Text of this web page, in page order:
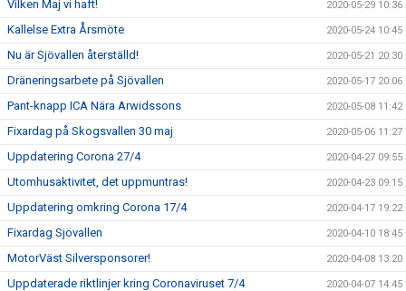
Vilken Maj vi haft! 2020-05-29 10:36
Kallelse Extra Årsmöte 2020-05-24 10:45
Nu är Sjövallen återställd! 2020-05-21 20:30
Dräneringsarbete på Sjövallen 2020-05-17 20:06
Pant-knapp ICA Nära Arwidssons 2020-05-08 11:42
Fixardag på Skogsvallen 30 maj 2020-05-06 11:27
Uppdatering Corona 27/4 2020-04-27 09:55
Utomhusaktivitet, det uppmuntras! 2020-04-23 09:15
Uppdatering omkring Corona 17/4 2020-04-17 19:22
Fixardag Sjövallen 2020-04-10 18:45
MotorVäst Silversponsorer! 2020-04-08 13:20
Uppdaterade riktlinjer kring Coronaviruset 7/4 2020-04-07 14:45